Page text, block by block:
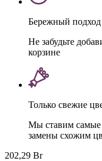
Бережный
Не забудьте
корзине
Только свежие
Мы ставим самые
замены схожим
202,29 Br